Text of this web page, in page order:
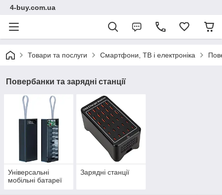
4-buy.com.ua
Товари та послуги Смартфони, ТВ і електроніка
Повербанки та зарядні станції
Універсальні
мобільні батареї
Зарядні станції